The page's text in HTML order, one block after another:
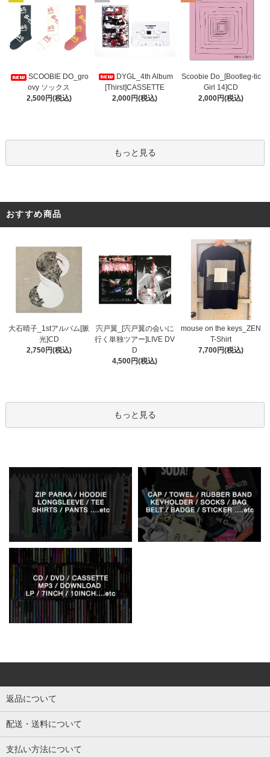
SCOOBIE DO_gro
ovy ソックス
2,500円(税込)
DYGL_4th Album
[Thirst]CASSETTE
2,000円(税込)
Scoobie Do_[Bootleg-tic
Girl 14]CD
2,000円(税込)
もっと見る
おすすめ商品
大石晴子_1stアルバム[脈
光]CD
2,750円(税込)
宍戸翼_[宍戸翼の会いに
行く単独ツアー]LIVE DV
D
4,500円(税込)
mouse on the keys_ZEN
T-Shirt
7,700円(税込)
もっと見る
返品について
配送・送料について
支払い方法について